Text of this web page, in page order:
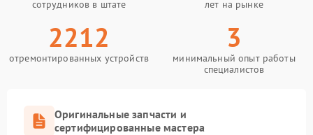
сотрудников в штате лет на рынке
2212
отремонтированных устройств
3
минимальный опыт работы
специалистов
Оригинальные запчасти и
сертифицированные мастера